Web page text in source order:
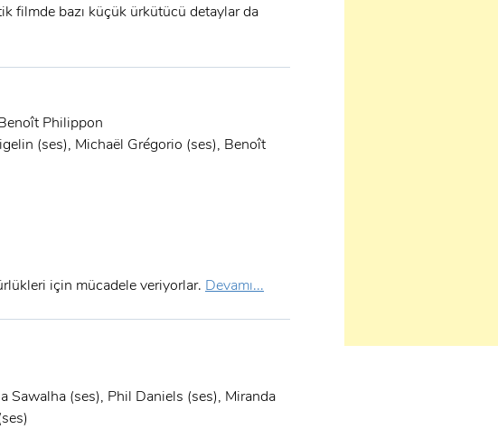
filmde bazı küçük ürkütücü detaylar da
Philippon
(ses), Michaël Grégorio (ses), Benoît
için mücadele veriyorlar. Devamı...
Sawalha (ses), Phil Daniels (ses), Miranda